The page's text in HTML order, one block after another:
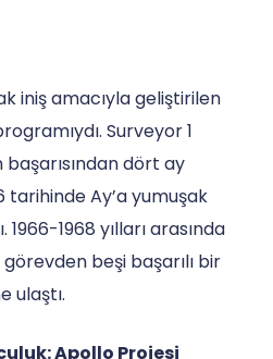
iniş amacıyla geliştirilen
Surveyor 1
başarısından dört ay
tarihinde Ay’a yumuşak
1968 yılları arasında
beşi başarılı bir
ulaştı.
Apollo Projesi